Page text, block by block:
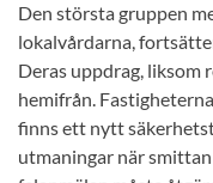
Den största gruppen
lokalvårdarna,
Deras uppdrag, liksom
hemifrån.
finns ett nytt
utmaningar när